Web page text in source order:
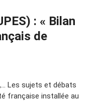
: « Bilan
de
Les sujets et débats
française installée au